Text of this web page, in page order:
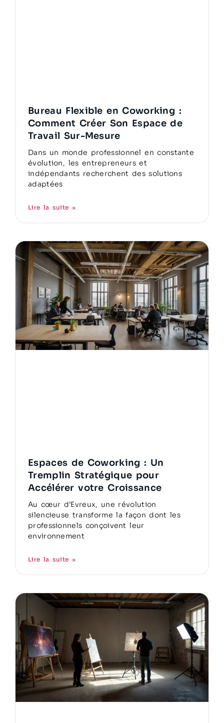
Bureau Flexible en Coworking :
Comment Créer Son Espace de
Travail Sur-Mesure
Dans un monde professionnel en constante
évolution, les entrepreneurs et
indépendants recherchent des solutions
adaptées
Lire la suite »
Espaces de Coworking : Un
Tremplin Stratégique pour
Accélérer votre Croissance
Au cœur d’Evreux, une révolution
silencieuse transforme la façon dont les
professionnels conçoivent leur
environnement
Lire la suite »